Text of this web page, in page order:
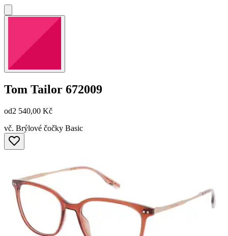
Tom Tailor 672009
od2 540,00 Kč
vč. Brýlové čočky Basic